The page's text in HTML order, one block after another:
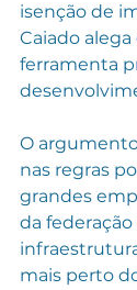
isenção de
Caiado
ferramenta
O
nas regras
grandes
da
mais perto